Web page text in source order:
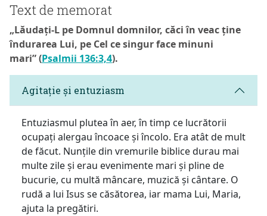
Text de memorat
„Lăudați-L pe Domnul domnilor, căci în veac ține
îndurarea Lui, pe Cel ce singur face minuni
mari” (Psalmii 136:3,4).
Agitație și entuziasm
Entuziasmul plutea în aer, în timp ce lucrătorii
ocupați alergau încoace și încolo. Era atât de mult
de făcut. Nunțile din vremurile biblice durau mai
multe zile și erau evenimente mari și pline de
bucurie, cu multă mâncare, muzică și cântare. O
rudă a lui Isus se căsătorea, iar mama Lui, Maria,
ajuta la pregătiri.